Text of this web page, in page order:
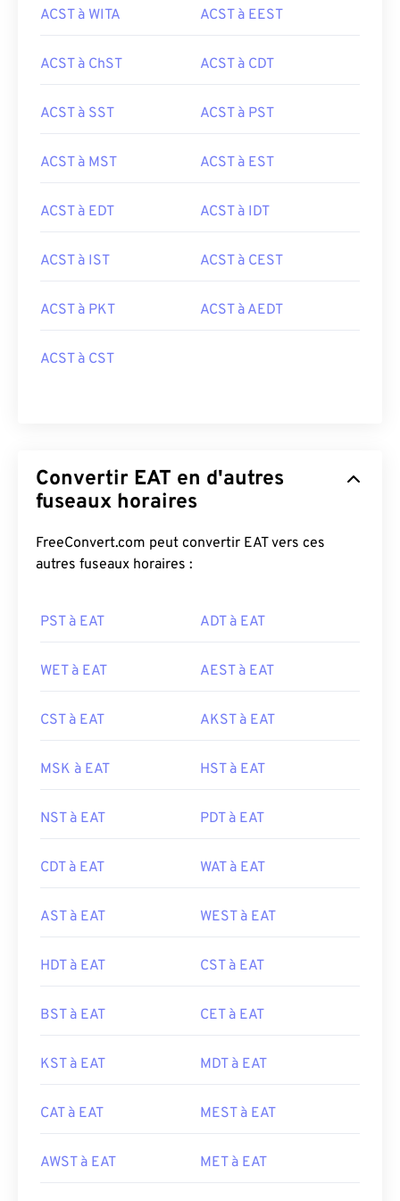
ACST à WITA ACST à EEST
ACST à ChST ACST à CDT
ACST à SST ACST à PST
ACST à MST ACST à EST
ACST à EDT ACST à IDT
ACST à IST ACST à CEST
ACST à PKT ACST à AEDT
ACST à CST
Convertir EAT en d'autres
fuseaux horaires
FreeConvert.com peut convertir EAT vers ces
autres fuseaux horaires :
PST à EAT ADT à EAT
WET à EAT AEST à EAT
CST à EAT AKST à EAT
MSK à EAT HST à EAT
NST à EAT PDT à EAT
CDT à EAT WAT à EAT
AST à EAT WEST à EAT
HDT à EAT CST à EAT
BST à EAT CET à EAT
KST à EAT MDT à EAT
CAT à EAT MEST à EAT
AWST à EAT MET à EAT